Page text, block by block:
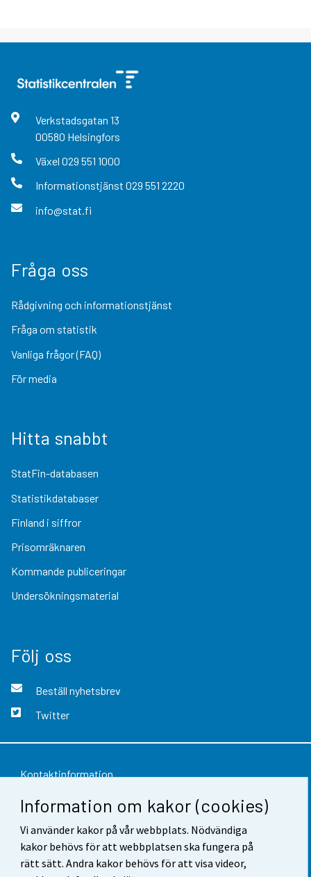
Information om kakor (cookies)
Vi använder kakor på vår webbplats. Nödvändiga
kakor behövs för att webbplatsen ska fungera på
rätt sätt. Andra kakor behövs för att visa videor,
Verkstadsgatan 13
00580 Helsingfors
Växel 029 551 1000
Informationstjänst 029 551 2220
info@stat.fi
Fråga oss
Rådgivning och informationstjänst
Fråga om statistik
Vanliga frågor (FAQ)
För media
Hitta snabbt
StatFin-databasen
Statistikdatabaser
Finland i siffror
Prisomräknaren
Kommande publiceringar
Undersökningsmaterial
Följ oss
Beställ nyhetsbrev
Twitter
Kontaktinformation
Respons
Användarvillkor
Dataskydd